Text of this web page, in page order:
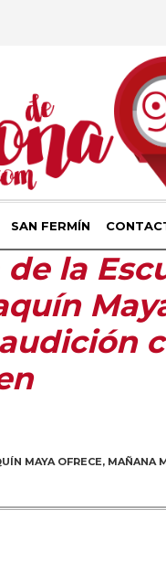
SAN FERMÍN
la
MAYA OFRECE, MAÑANA